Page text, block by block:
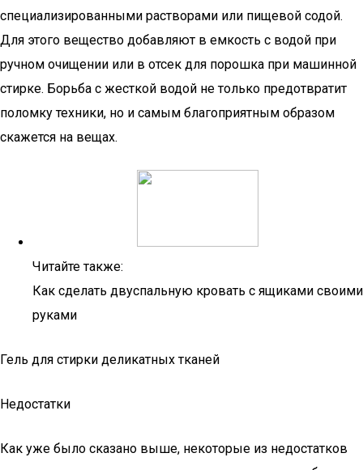
специализированными растворами или пищевой содой.
Для этого вещество добавляют в емкость с водой при
ручном очищении или в отсек для порошка при машинной
стирке. Борьба с жесткой водой не только предотвратит
поломку техники, но и самым благоприятным образом
скажется на вещах.
Читайте также:
Как сделать двуспальную кровать с ящиками своими
руками
Гель для стирки деликатных тканей
Недостатки
Как уже было сказано выше, некоторые из недостатков